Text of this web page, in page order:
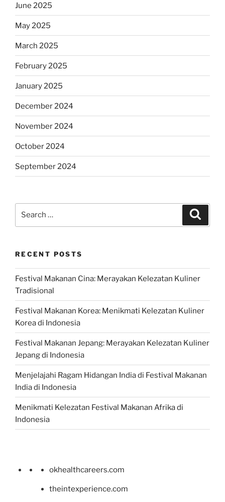
June 2025
May 2025
March 2025
February 2025
January 2025
December 2024
November 2024
October 2024
September 2024
RECENT POSTS
Festival Makanan Cina: Merayakan Kelezatan Kuliner
Tradisional
Festival Makanan Korea: Menikmati Kelezatan Kuliner
Korea di Indonesia
Festival Makanan Jepang: Merayakan Kelezatan Kuliner
Jepang di Indonesia
Menjelajahi Ragam Hidangan India di Festival Makanan
India di Indonesia
Menikmati Kelezatan Festival Makanan Afrika di
Indonesia
okhealthcareers.com
theintexperience.com